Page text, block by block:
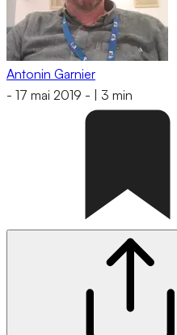
Antonin Garnier
- 17 mai 2019 - 3 min